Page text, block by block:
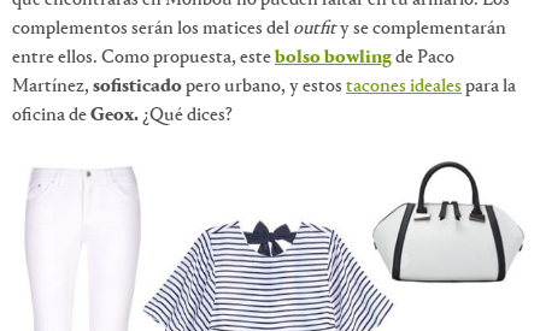
complementos serán los matices del outfity se complementarán
entre ellos. Como propuesta, estebolso bowlingde Paco
Martínez, sofisticadopero urbano, y estos tacones ideales para la
oficina deGeox. ¿Qué dices?